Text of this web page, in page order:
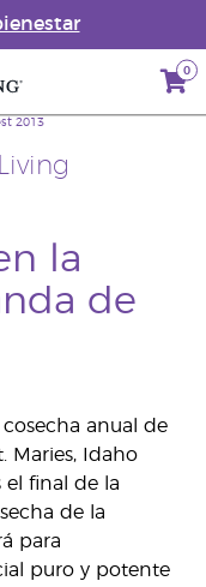
0
2013
la
de
anual de
Maries, Idaho
el final de la
de la
para
puro y potente